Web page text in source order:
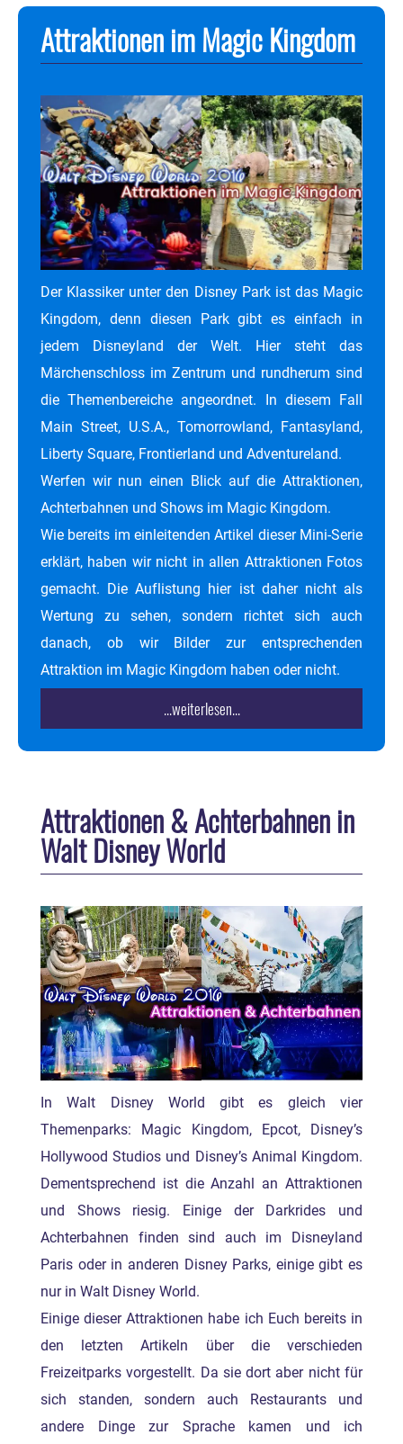
Attraktionen im Magic Kingdom
Der Klassiker unter den Disney Park ist das Magic
Kingdom, denn diesen Park gibt es einfach in
jedem Disneyland der Welt. Hier steht das
Märchenschloss im Zentrum und rundherum sind
die Themenbereiche angeordnet. In diesem Fall
Main Street, U.S.A., Tomorrowland, Fantasyland,
Liberty Square, Frontierland und Adventureland.
Werfen wir nun einen Blick auf die Attraktionen,
Achterbahnen und Shows im Magic Kingdom.
Wie bereits im einleitenden Artikel dieser Mini-Serie
erklärt, haben wir nicht in allen Attraktionen Fotos
gemacht. Die Auflistung hier ist daher nicht als
Wertung zu sehen, sondern richtet sich auch
danach, ob wir Bilder zur entsprechenden
Attraktion im Magic Kingdom haben oder nicht.
...weiterlesen...
Attraktionen & Achterbahnen in
Walt Disney World
In Walt Disney World gibt es gleich vier
Themenparks: Magic Kingdom, Epcot, Disney’s
Hollywood Studios und Disney’s Animal Kingdom.
Dementsprechend ist die Anzahl an Attraktionen
und Shows riesig. Einige der Darkrides und
Achterbahnen finden sind auch im Disneyland
Paris oder in anderen Disney Parks, einige gibt es
nur in Walt Disney World.
Einige dieser Attraktionen habe ich Euch bereits in
den letzten Artikeln über die verschieden
Freizeitparks vorgestellt. Da sie dort aber nicht für
sich standen, sondern auch Restaurants und
andere Dinge zur Sprache kamen und ich